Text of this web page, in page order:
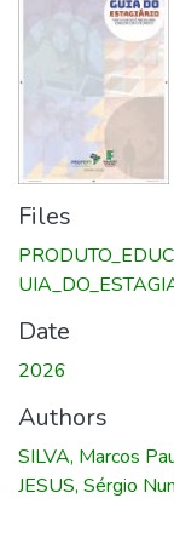
Files
Date
2026
Authors
SILVA, Marcos
JESUS, Sérgio